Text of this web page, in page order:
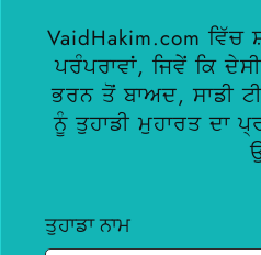
VaidHakim.com
ਪਰੰਪਰਾਵਾਂ, ਜਿਵੇਂ ਕਿ
ਭਰਨ ਤੋਂ ਬਾਅਦ, ਸਾਡੀ
ਨੂੰ ਤੁਹਾਡੀ ਮੁਹਾਰਤ
ਤੁਹਾਡਾ ਨਾਮ